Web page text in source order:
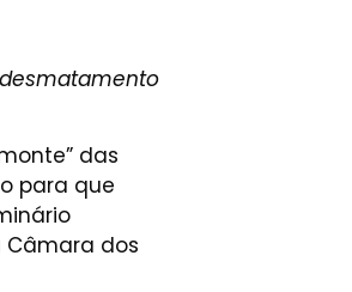
das
para que
Câmara dos